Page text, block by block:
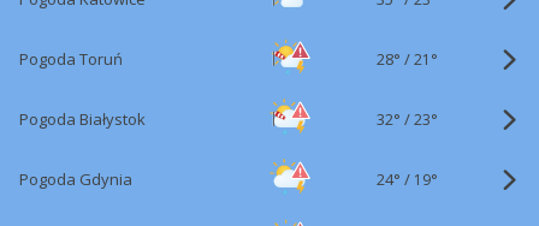
Pogoda Toruń 28° /21°
Pogoda Białystok 32° /23°
Pogoda Gdynia 24° / 19°